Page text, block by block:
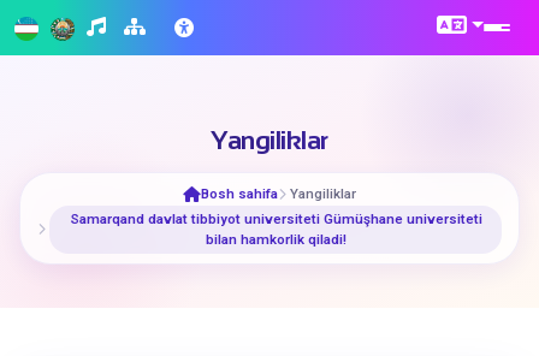
Yangiliklar
Bosh sahifa
Yangiliklar
​Samarqand davlat tibbiyot universiteti Gümüşhane universiteti
bilan hamkorlik qiladi!